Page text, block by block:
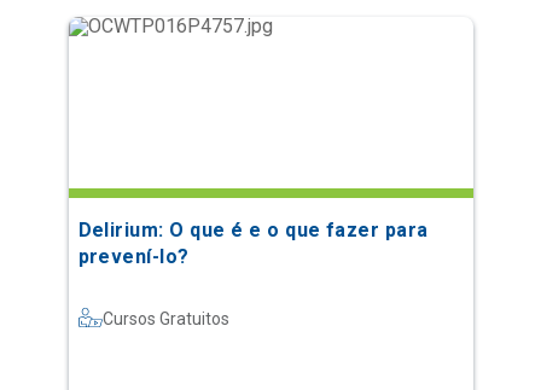
Delirium: O que é e o que fazer para
prevení-lo?
Cursos Gratuitos